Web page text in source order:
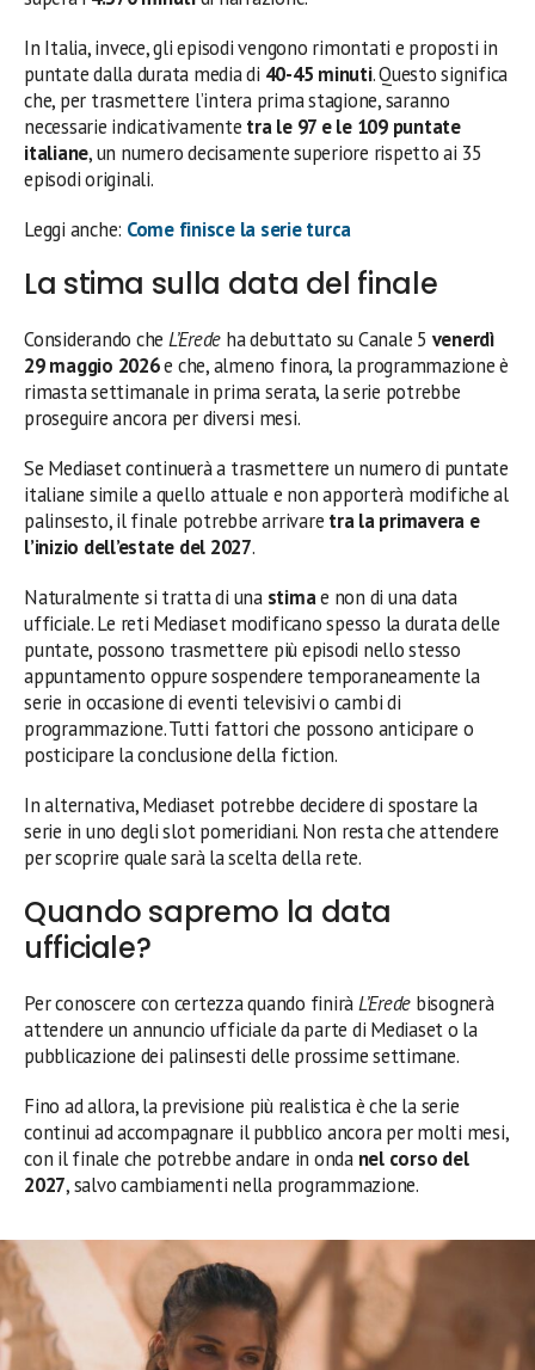
In Italia, invece, gli episodi vengono rimontati e proposti in
puntate dalla durata media di 40-45 minuti. Questo significa
che, per trasmettere l’intera prima stagione, saranno
necessarie indicativamente tra le 97 e le 109 puntate
italiane, un numero decisamente superiore rispetto ai 35
episodi originali.
Leggi anche: Come finisce la serie turca
La stima sulla data del finale
Considerando che L’Erede ha debuttato su Canale 5 venerdì
29 maggio 2026e che, almeno finora, la programmazione è
rimasta settimanale in prima serata, la serie potrebbe
proseguire ancora per diversi mesi.
Se Mediaset continuerà a trasmettere un numero di puntate
italiane simile a quello attuale e non apporterà modifiche al
palinsesto, il finale potrebbe arrivare tra la primavera e
l’inizio dell’estate del 2027.
Naturalmente si tratta di una stimae non di una data
ufficiale. Le reti Mediaset modificano spesso la durata delle
puntate, possono trasmettere più episodi nello stesso
appuntamento oppure sospendere temporaneamente la
serie in occasione di eventi televisivi o cambi di
programmazione. Tutti fattori che possono anticipare o
posticipare la conclusione della fiction.
In alternativa, Mediaset potrebbe decidere di spostare la
serie in uno degli slot pomeridiani. Non resta che attendere
per scoprire quale sarà la scelta della rete.
Quando sapremo la data
ufficiale?
Per conoscere con certezza quando finiràL’Erede bisognerà
attendere un annuncio ufficiale da parte di Mediaset o la
pubblicazione dei palinsesti delle prossime settimane.
Fino ad allora, la previsione più realistica è che la serie
continui ad accompagnare il pubblico ancora per molti mesi,
con il finale che potrebbe andare in onda nel corso del
2027, salvo cambiamenti nella programmazione.